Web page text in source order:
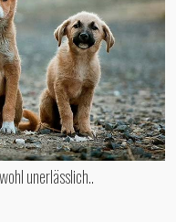
unerlässlich..